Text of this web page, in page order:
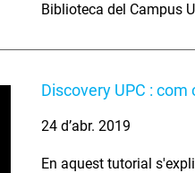
Biblioteca del Campus
Discovery UPC : com
24 d’abr. 2019
En aquest tutorial